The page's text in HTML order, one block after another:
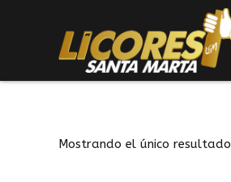
Mostrando el único resultado